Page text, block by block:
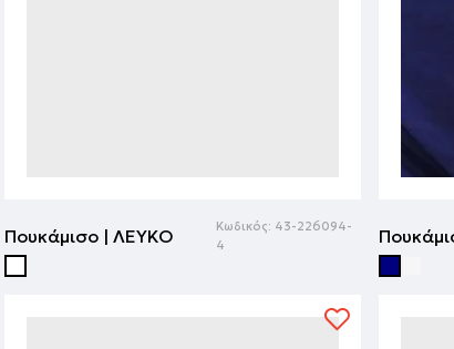
Πουκάμισο | ΛΕΥΚΟ Κωδικός: 43-226094-
4